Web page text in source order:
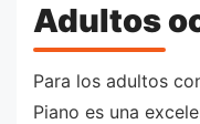
Adultos
Para los adultos
Piano es una